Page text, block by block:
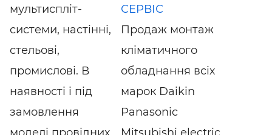
мультиспліт-
системи, настінні,
стельові,
промислові. В
наявності і під
замовлення
моделі провідних
СЕРВІС
Продаж монтаж
кліматичного
обладнання всіх
марок Daikin
Panasonic
Mitsubishi electric